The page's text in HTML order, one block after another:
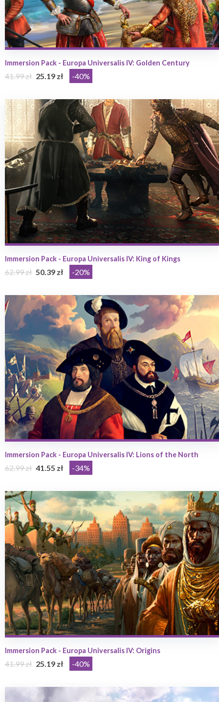
Immersion Pack - Europa Universalis IV: Golden Century
41.99 zł 25.19 zł -40%
Immersion Pack - Europa Universalis IV: King of Kings
62.99 zł 50.39 zł -20%
Immersion Pack - Europa Universalis IV: Lions of the North
62.99 zł 41.55 zł -34%
Immersion Pack - Europa Universalis IV: Origins
41.99 zł 25.19 zł -40%